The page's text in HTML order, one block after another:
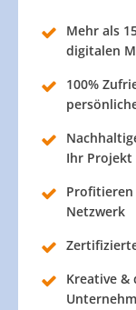
Mehr als
digitalen
100%
Ihr Projekt
Profitieren
Netzwerk
Kreative